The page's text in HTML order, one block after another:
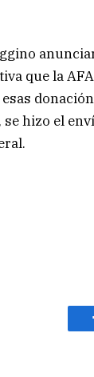
que la
hizo el